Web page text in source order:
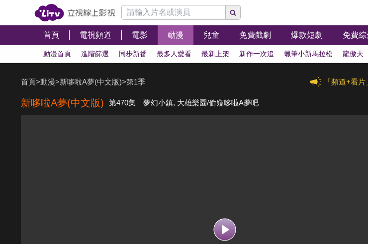
首頁 電視頻道 電影 動漫 兒童 免費戲劇 爆款短劇 免費
動漫首頁 進階篩選 同步新番 最多人愛看 最新上架 新作一次追 蠟筆小新馬拉松 龍傲天
「頻道+看
首頁>動漫>新哆啦A夢(中文版)>第1季
新哆啦A夢(中文版) 第470集 夢幻小鎮, 大雄樂園/偷窺哆啦A夢吧